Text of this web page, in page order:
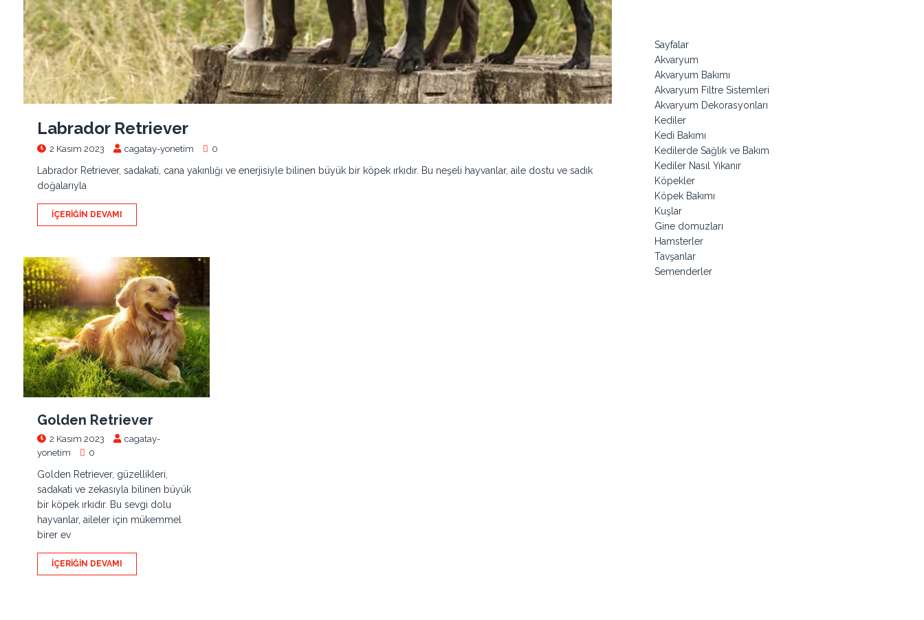
Labrador Retriever
2 Kasım 2023 cagatay-yonetim 0
Labrador Retriever, sadakati, cana yakınlığı ve enerjisiyle bilinen büyük bir köpek ırkıdır. Bu neşeli hayvanlar, aile dostu ve sadık
doğalarıyla
İÇERIĞIN DEVAMI
Golden Retriever
2 Kasım 2023
cagatay-
yonetim
0
Golden Retriever, güzellikleri,
sadakati ve zekasıyla bilinen büyük
bir köpek ırkıdır. Bu sevgi dolu
hayvanlar, aileler için mükemmel
birer ev
İÇERIĞIN DEVAMI
Sayfalar
Akvaryum
Akvaryum Bakımı
Akvaryum Filtre Sistemleri
Akvaryum Dekorasyonları
Kediler
Kedi Bakımı
Kedilerde Sağlık ve Bakım
Kediler Nasıl Yıkanır
Köpekler
Köpek Bakımı
Kuşlar
Gine domuzları
Hamsterler
Tavşanlar
Semenderler